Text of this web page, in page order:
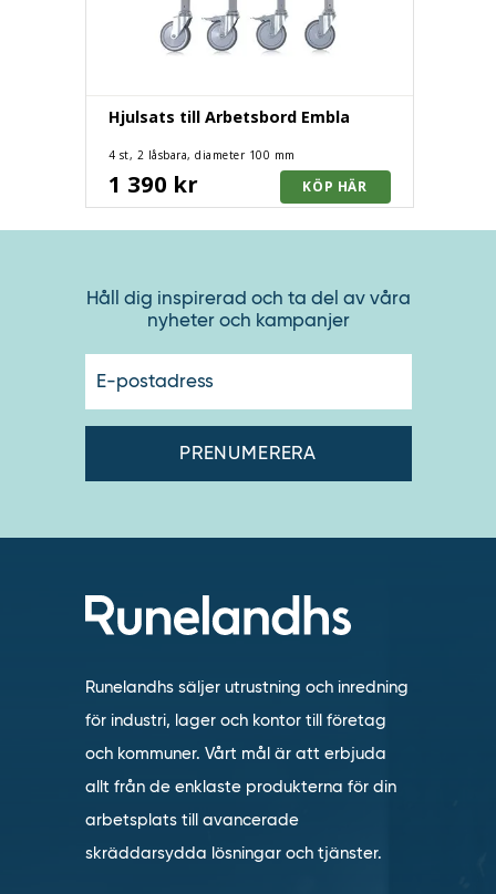
Hjulsats till Arbetsbord Embla
4 st, 2 låsbara, diameter 100 mm
1 390 kr
Håll dig inspirerad och ta del av våra
nyheter och kampanjer
Runelandhs säljer utrustning och inredning
för industri, lager och kontor till företag
och kommuner. Vårt mål är att erbjuda
allt från de enklaste produkterna för din
arbetsplats till avancerade
skräddarsydda lösningar och tjänster.